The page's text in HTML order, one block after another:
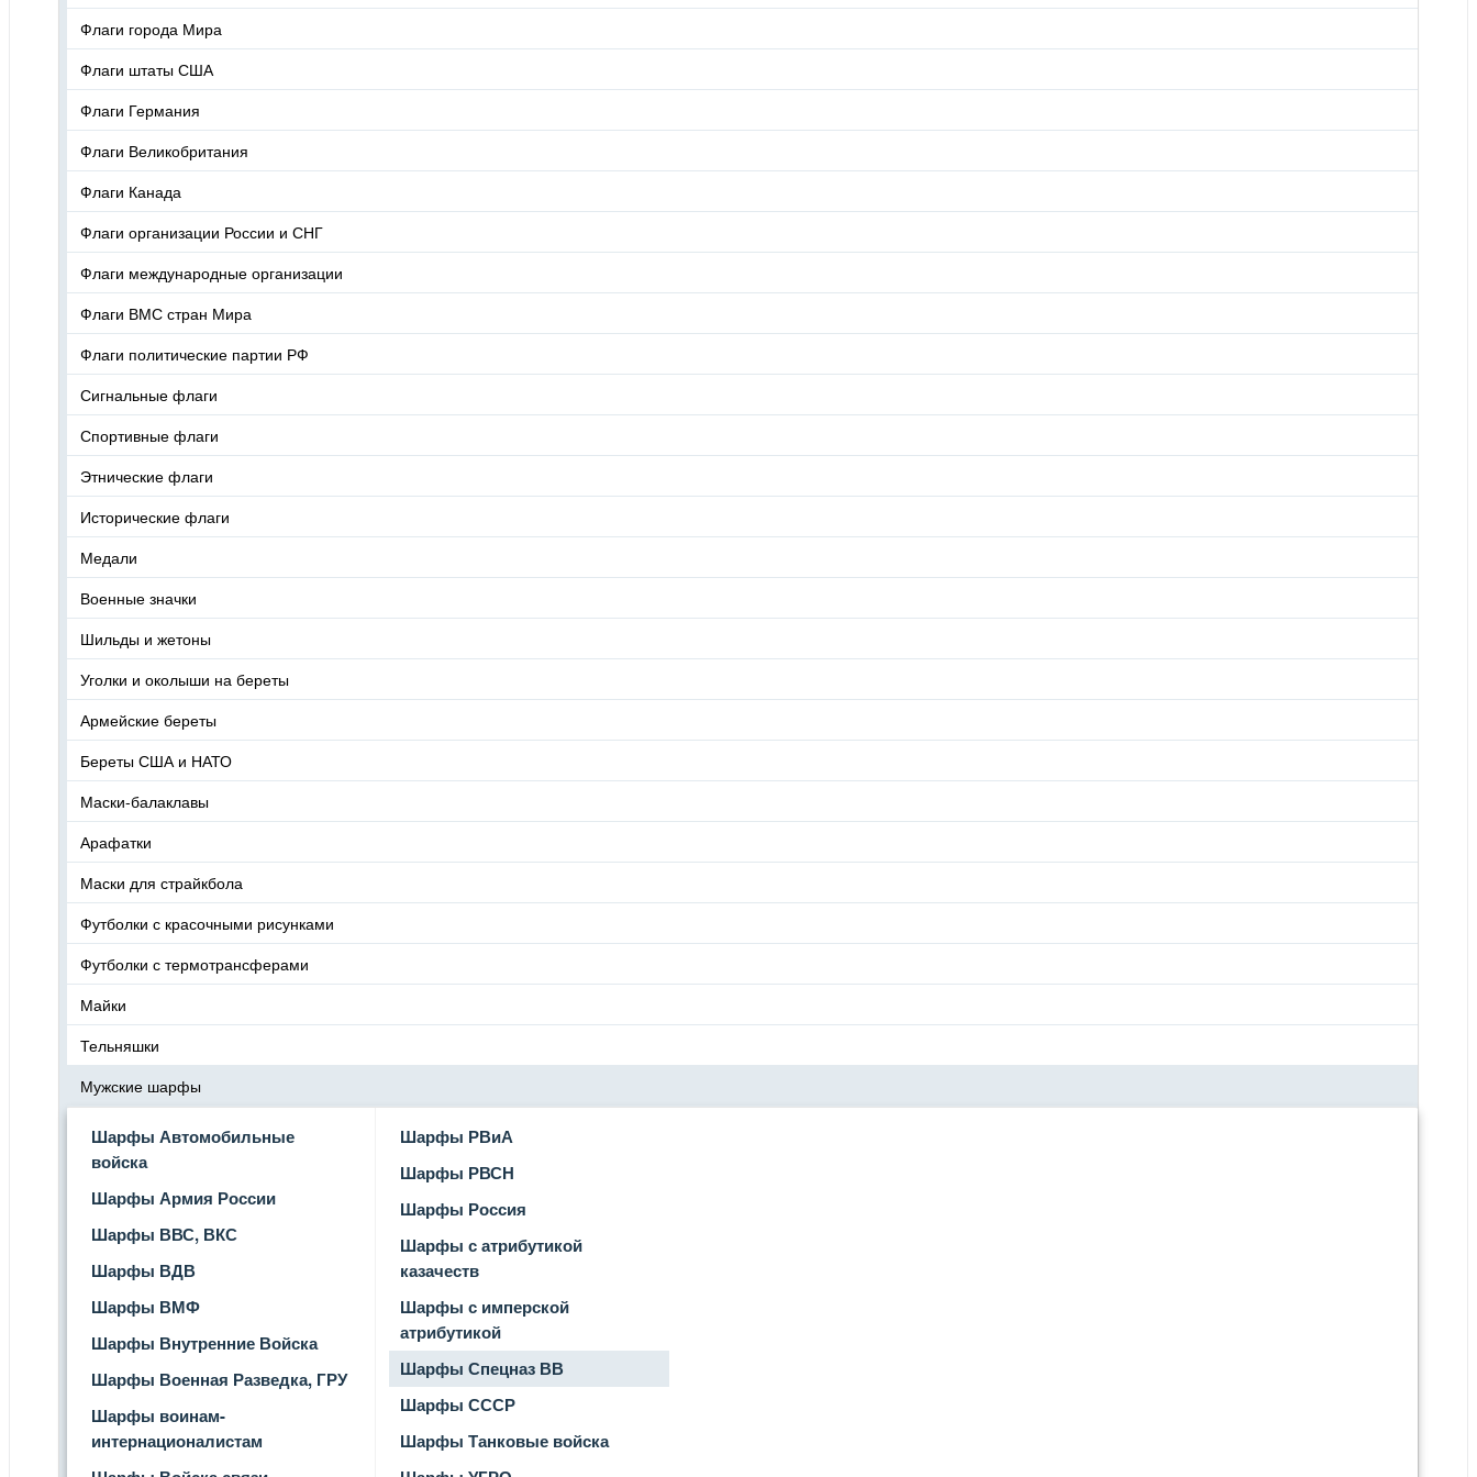
Флаги города Мира
Флаги штаты США
Флаги Германия
Флаги Великобритания
Флаги Канада
Флаги организации России и СНГ
Флаги международные организации
Флаги ВМС стран Мира
Флаги политические партии РФ
Сигнальные флаги
Спортивные флаги
Этнические флаги
Исторические флаги
Медали
Военные значки
Шильды и жетоны
Уголки и околыши на береты
Армейские береты
Береты США и НАТО
Маски-балаклавы
Арафатки
Маски для страйкбола
Футболки с красочными рисунками
Футболки с термотрансферами
Майки
Тельняшки
Мужские шарфы
Шарфы Автомобильные
войска
Шарфы Армия России
Шарфы ВВС, ВКС
Шарфы ВДВ
Шарфы ВМФ
Шарфы Внутренние Войска
Шарфы Военная Разведка, ГРУ
Шарфы воинам-
интернационалистам
Шарфы РВиА
Шарфы РВСН
Шарфы Россия
Шарфы с атрибутикой
казачеств
Шарфы с имперской
атрибутикой
Шарфы Спецназ ВВ
Шарфы СССР
Шарфы Танковые войска